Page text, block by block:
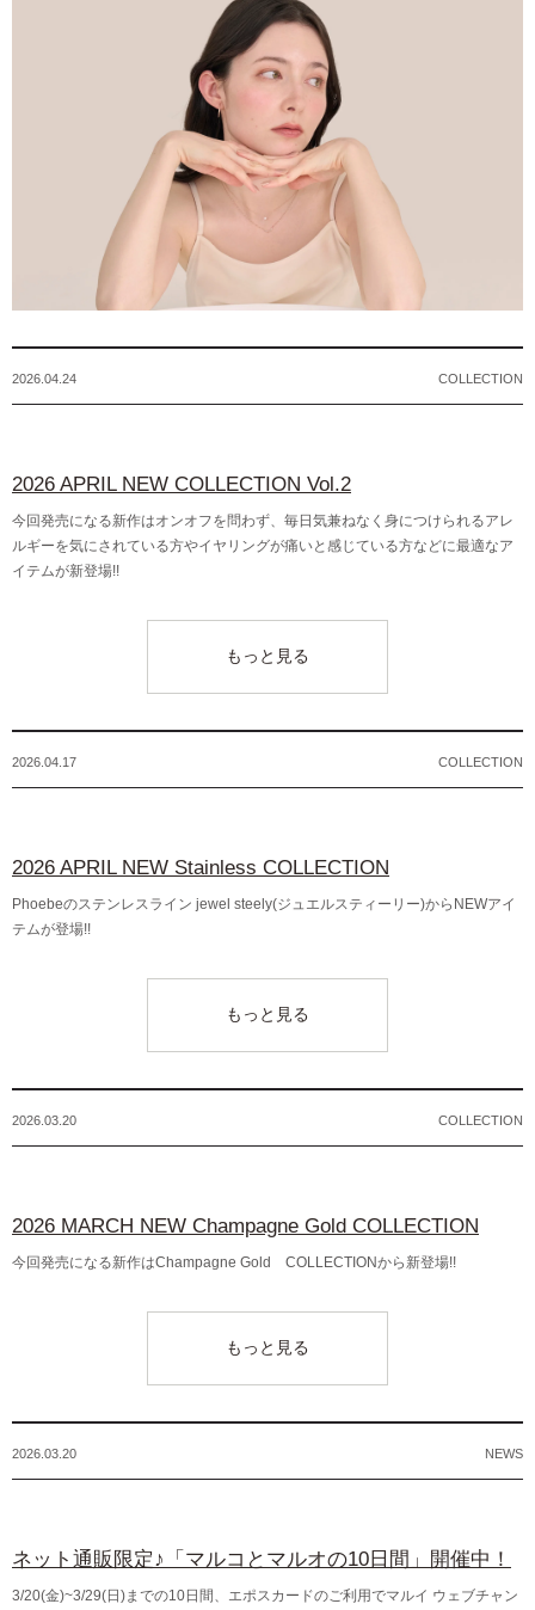
2026.04.24 COLLECTION
2026 APRIL NEW COLLECTION Vol.2
今回発売になる新作はオンオフを問わず、毎日気兼ねなく身につけられるアレ
ルギーを気にされている方やイヤリングが痛いと感じている方などに最適なア
イテムが新登場!!
もっと見る
2026.04.17 COLLECTION
2026 APRIL NEW Stainless COLLECTION
Phoebeのステンレスライン jewel steely(ジュエルスティーリー)からNEWアイ
テムが登場!!
もっと見る
2026.03.20 COLLECTION
2026 MARCH NEW Champagne Gold COLLECTION
今回発売になる新作はChampagne Gold COLLECTIONから新登場!!
もっと見る
2026.03.20 NEWS
ネット通販限定♪「マルコとマルオの10日間」開催中！
3/20(金)~3/29(日)までの10日間、エポスカードのご利用でマルイ ウェブチャン